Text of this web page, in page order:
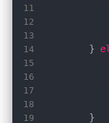
        }